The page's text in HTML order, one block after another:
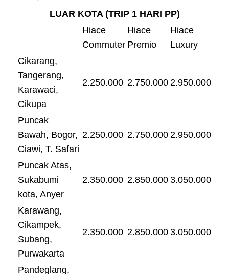
LUAR KOTA (TRIP 1 HARI PP)
Hiace
Commuter
Hiace
Premio
Hiace
Luxury
Cikarang,
Tangerang,
Karawaci,
Cikupa
2.250.000 2.750.000 2.950.000
Puncak
Bawah, Bogor,
Ciawi, T. Safari
2.250.000 2.750.000 2.950.000
Puncak Atas,
Sukabumi
kota, Anyer
2.350.000 2.850.000 3.050.000
Karawang,
Cikampek,
Subang,
Purwakarta
2.350.000 2.850.000 3.050.000
Pandeglang,